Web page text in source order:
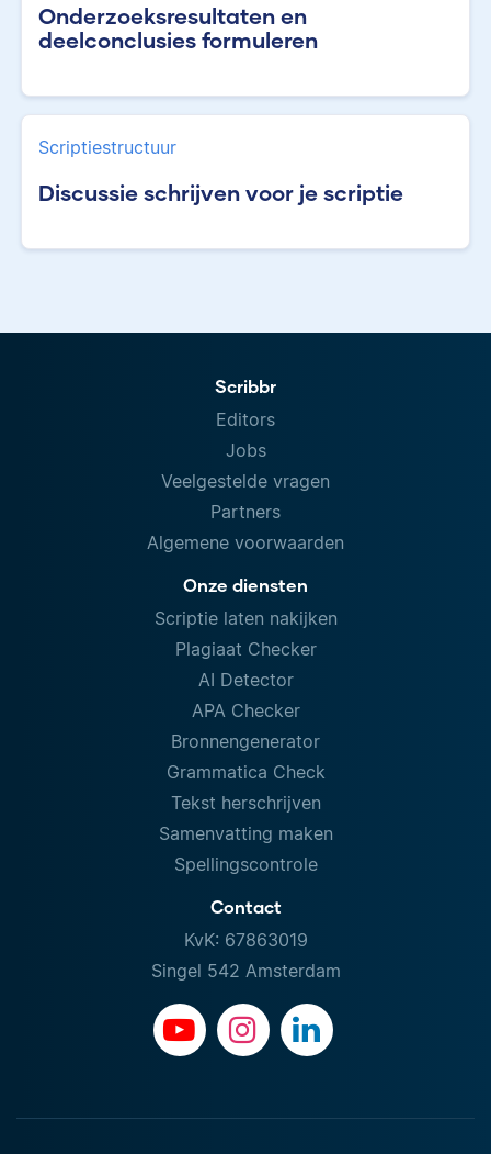
Onderzoeksresultaten en
deelconclusies formuleren
Scriptiestructuur
Discussie schrijven voor je scriptie
Scribbr
Editors
Jobs
Veelgestelde vragen
Partners
Algemene voorwaarden
Onze diensten
Scriptie laten nakijken
Plagiaat Checker
AI Detector
APA Checker
Bronnengenerator
Grammatica Check
Tekst herschrijven
Samenvatting maken
Spellingscontrole
Contact
KvK: 67863019
Singel 542 Amsterdam